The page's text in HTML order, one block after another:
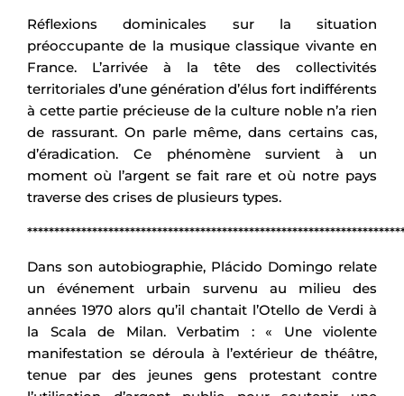
Réflexions dominicales sur la situation
préoccupante de la musique classique vivante en
France. L’arrivée à la tête des collectivités
territoriales d’une génération d’élus fort indifférents
à cette partie précieuse de la culture noble n’a rien
de rassurant. On parle même, dans certains cas,
d’éradication. Ce phénomène survient à un
moment où l’argent se fait rare et où notre pays
traverse des crises de plusieurs types.
Dans son autobiographie, Plácido Domingo relate
un événement urbain survenu au milieu des
années 1970 alors qu’il chantait l’Otello de Verdi à
la Scala de Milan. Verbatim : « Une violente
manifestation se déroula à l’extérieur de théâtre,
tenue par des jeunes gens protestant contre